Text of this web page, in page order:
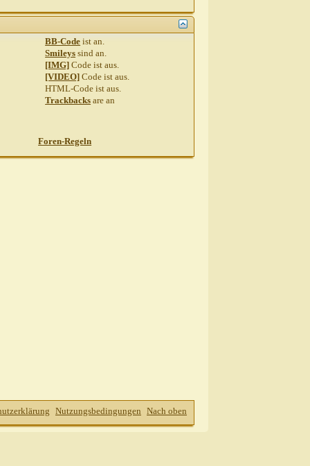
BB-Code istan.
Smileys sindan.
[IMG] Code istaus.
[VIDEO] Code istaus.
HTML-Code istaus.
Trackbacks arean
Foren-Regeln
Nutzungsbedingungen Nach oben